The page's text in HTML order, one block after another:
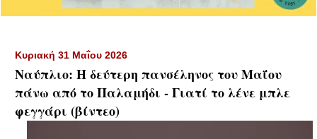
Κυριακή 31 Μαΐου 2026
Ναύπλιο: Η δεύτερη πανσέληνος του Μαΐου
πάνω από το Παλαμήδι - Γιατί το λένε μπλε
φεγγάρι (βίντεο)